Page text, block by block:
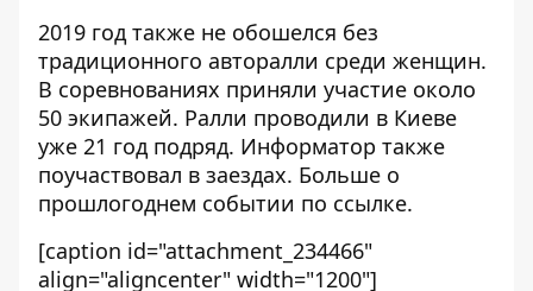
2019 год также не обошелся без
традиционного авторалли среди женщин.
В соревнованиях приняли участие около
50 экипажей. Ралли проводили в Киеве
уже 21 год подряд. Информатор также
поучаствовал в заездах. Больше о
прошлогоднем событии по ссылке.
[caption id="attachment_234466"
align="aligncenter" width="1200"]